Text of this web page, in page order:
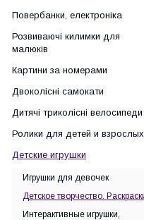
Повербанки, електроніка
Розвиваючі килимки для
малюків
Картини за номерами
Двоколісні самокати
Дитячі триколісні велосипеди
Ролики для детей и взрослых
Детские игрушки
Игрушки для девочек
Детское творчество.
Интерактивные игрушки,